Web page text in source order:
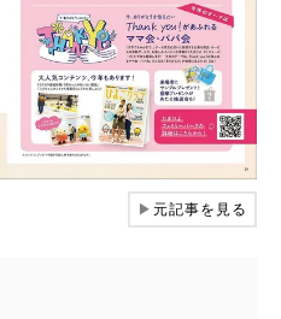
▶元記事を見る